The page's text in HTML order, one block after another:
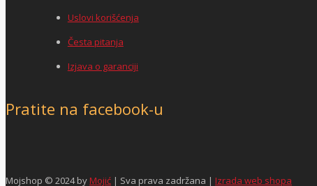
Uslovi korišćenja
Česta pitanja
Izjava o garanciji
Pratite na facebook-u
Mojshop © 2024 byMojić | Sva prava zadržana | Izrada web shopa